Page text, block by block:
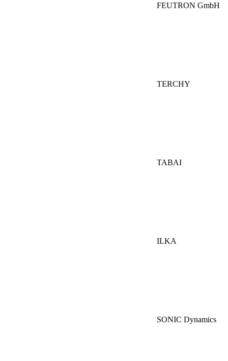
FEUTRON GmbH
TERCHY
TABAI
ILKA
SONIC Dynamics